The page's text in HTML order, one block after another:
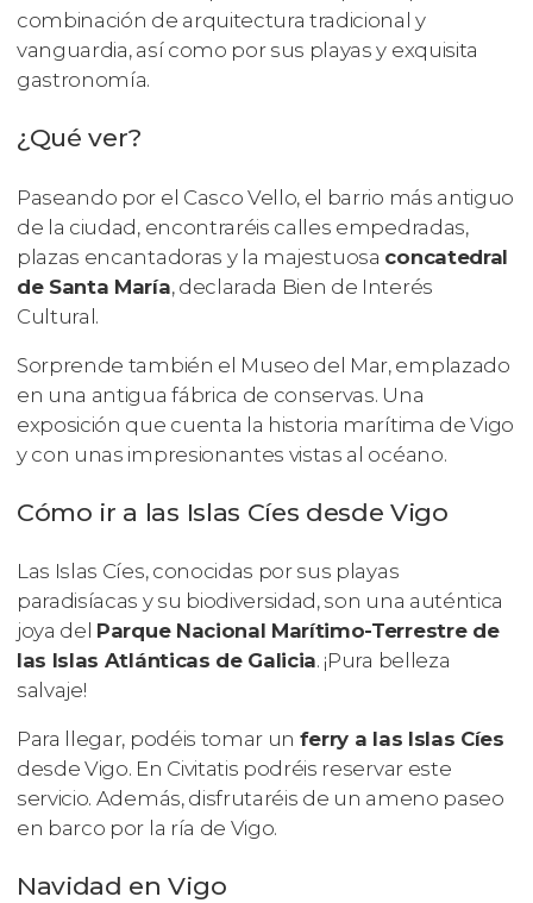
combinación de arquitectura tradicional y
vanguardia, así como por sus playas y exquisita
gastronomía.
¿Qué ver?
Paseando por el Casco Vello, el barrio más antiguo
de la ciudad, encontraréis calles empedradas,
plazas encantadoras y la majestuosa concatedral
de Santa María, declarada Bien de Interés
Cultural.
Sorprende también el Museo del Mar, emplazado
en una antigua fábrica de conservas. Una
exposición que cuenta la historia marítima de Vigo
y con unas impresionantes vistas al océano.
Cómo ir a las Islas Cíes desde Vigo
Las Islas Cíes, conocidas por sus playas
paradisíacas y su biodiversidad, son una auténtica
joya del Parque Nacional Marítimo-Terrestre de
las Islas Atlánticas de Galicia. ¡Pura belleza
salvaje!
Para llegar, podéis tomar un ferry a las Islas Cíes
desde Vigo. En Civitatis podréis reservar este
servicio. Además, disfrutaréis de un ameno paseo
en barco por la ría de Vigo.
Navidad en Vigo